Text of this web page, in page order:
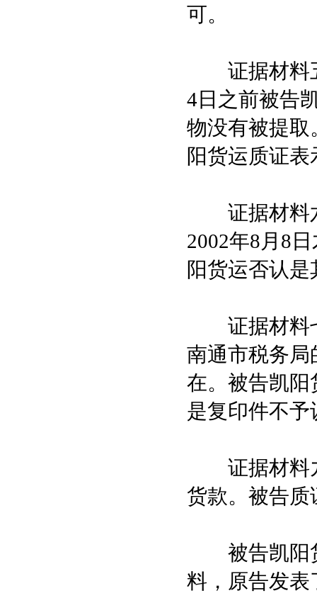
可。
证据材料五
4日之前被告
物没有被提取
阳货运质证
证据材料六
2002年8月8
阳货运否认
证据材料七
南通市税务局
在。被告凯阳
是复印件不予
证据材料九
货款。被告
被告凯阳货
料，原告发表